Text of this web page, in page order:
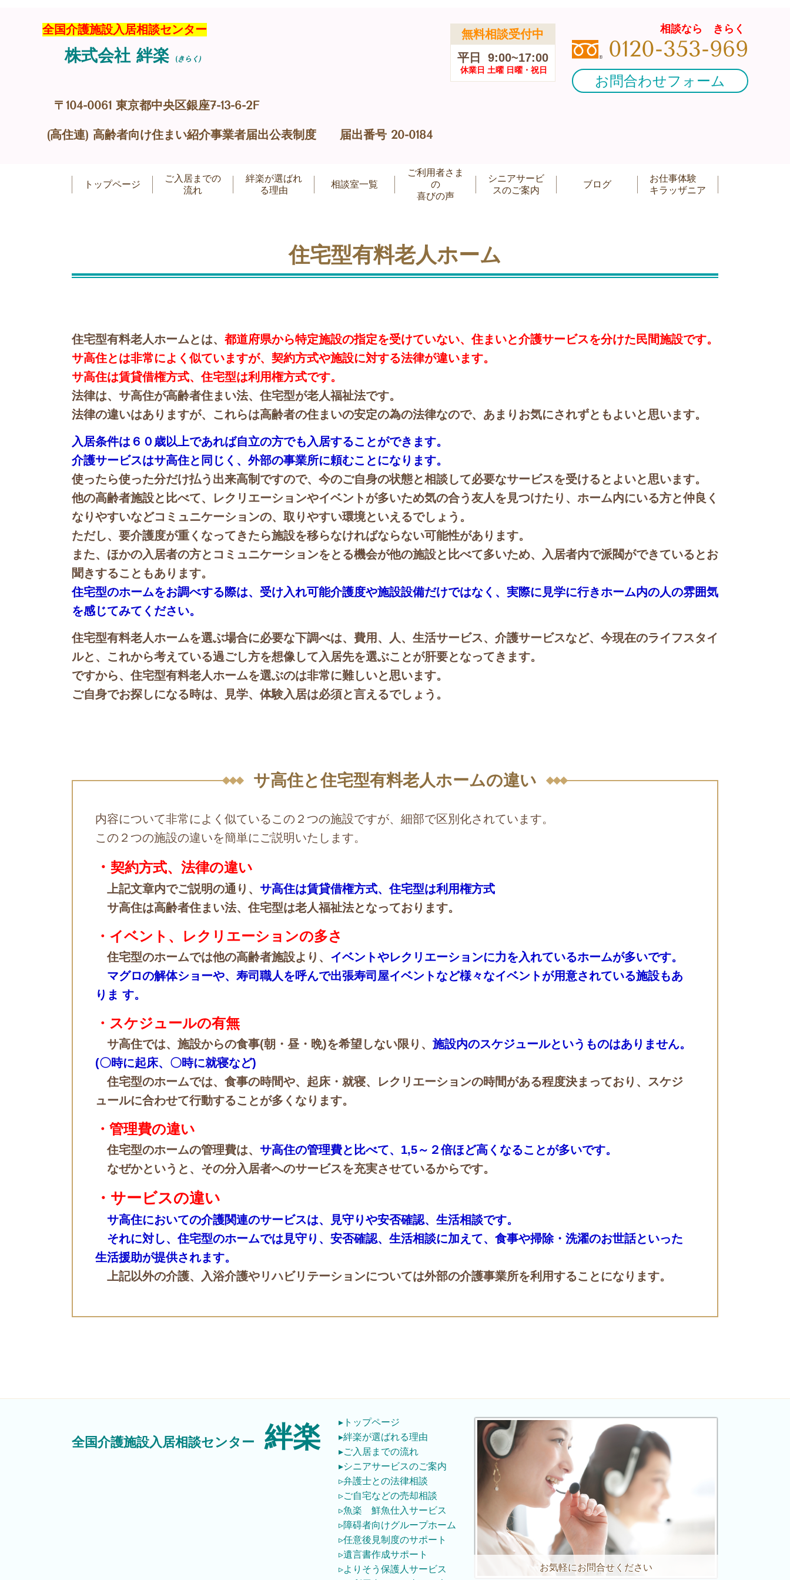
全国介護施設入居相談センター
株式会社 絆楽 (きらく)
〒104-0061 東京都中央区銀座7-13-6-2F
(高住連) 高齢者向け住まい紹介事業者届出公表制度 届出番号 20-0184
無料相談受付中
平日 9:00~17:00
休業日 土曜 日曜・祝日
相談なら きらく
0120-353-969
お問合わせフォーム
トップページ
ご入居までの
流れ
絆楽が選ばれ
る理由
相談室一覧
ご利用者さま
の
喜びの声
シニアサービ
スのご案内
ブログ
お仕事体験
キラッザニア
住宅型有料老人ホーム
住宅型有料老人ホームとは、 都道府県から特定施設の指定を受けていない、住まいと介護サービスを分けた民間施設です。
サ高住とは非常によく似ていますが、契約方式や施設に対する法律が違います。
サ高住は賃貸借権方式、住宅型は利用権方式です。
法律は、サ高住が高齢者住まい法、住宅型が老人福祉法です。
法律の違いはありますが、これらは高齢者の住まいの安定の為の法律なので、あまりお気にされずともよいと思います。
入居条件は６０歳以上であれば自立の方でも入居することができます。
介護サービスはサ高住と同じく、外部の事業所に頼むことになります。
使ったら使った分だけ払う出来高制ですので、今のご自身の状態と相談して必要なサービスを受けるとよいと思います。
他の高齢者施設と比べて、レクリエーションやイベントが多いため気の合う友人を見つけたり、ホーム内にいる方と仲良く
なりやすいなどコミュニケーションの、取りやすい環境といえるでしょう。
ただし、要介護度が重くなってきたら施設を移らなければならない可能性があります。
また、ほかの入居者の方とコミュニケーションをとる機会が他の施設と比べて多いため、入居者内で派閥ができているとお
聞きすることもあります。
住宅型のホームをお調べする際は、受け入れ可能介護度や施設設備だけではなく、実際に見学に行きホーム内の人の雰囲気
を感じてみてください。
住宅型有料老人ホームを選ぶ場合に必要な下調べは、費用、人、生活サービス、介護サービスなど、今現在のライフスタイ
ルと、これから考えている過ごし方を想像して入居先を選ぶことが肝要となってきます。
ですから、住宅型有料老人ホームを選ぶのは非常に難しいと思います。
ご自身でお探しになる時は、見学、体験入居は必須と言えるでしょう。
サ高住と住宅型有料老人ホームの違い
内容について非常によく似ているこの２つの施設ですが、細部で区別化されています。
この２つの施設の違いを簡単にご説明いたします。
・ 契約方式、法律の違い
上記文章内でご説明の通り、サ高住は賃貸借権方式、住宅型は利用権方式
サ高住は高齢者住まい法、住宅型は老人福祉法となっております。
・イベント、レクリエーションの多さ
住宅型のホームでは他の高齢者施設より、 イベントやレクリエーションに力を入れているホームが多いです。
マグロの解体ショーや、寿司職人を呼んで出張寿司屋イベントなど様々なイベントが用意されている施設もあ
りま す。
・スケジュールの有無
サ高住では、施設からの食事(朝・昼・晩)を希望しない限り、施設内のスケジュールというものはありません。
(〇時に起床、〇時に就寝など)
住宅型のホームでは、食事の時間や、起床・就寝、レクリエーションの時間がある程度決まっており、スケジ
ュールに合わせて行動することが多くなります。
・管理費の違い
住宅型のホームの管理費は、サ高住の管理費と比べて、1,5～２倍ほど高くなることが多いです。
なぜかというと、その分入居者へのサービスを充実させているからです。
・サービスの違い
サ高住においての介護関連のサービスは、見守りや安否確認、生活相談です。
それに対し、住宅型のホームでは見守り、安否確認、生活相談に加えて、食事や掃除・洗濯のお世話といった
生活援助が提供されます。
上記以外の介護、入浴介護やリハビリテーションについては外部の介護事業所を利用することになります。
全国介護施設入居相談センター 絆楽
▸トップページ
▸絆楽が選ばれる理由
▸ご入居までの流れ
▸シニアサービスのご案内
▹弁護士との法律相談
▹ご自宅などの売却相談
▹魚楽 鮮魚仕入サービス
▹障碍者向けグループホーム
▹任意後見制度のサポート
▹遺言書作成サポート
▹よりそう保護人サービス
お気軽にお問合せください